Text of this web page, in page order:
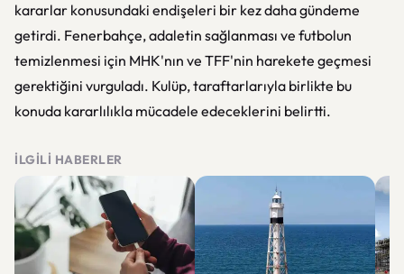
kararlar konusundaki endişeleri bir kez daha gündeme
getirdi. Fenerbahçe, adaletin sağlanması ve futbolun
temizlenmesi için MHK'nın ve TFF'nin harekete geçmesi
gerektiğini vurguladı. Kulüp, taraftarlarıyla birlikte bu
konuda kararlılıkla mücadele edeceklerini belirtti.
İLGILI HABERLER